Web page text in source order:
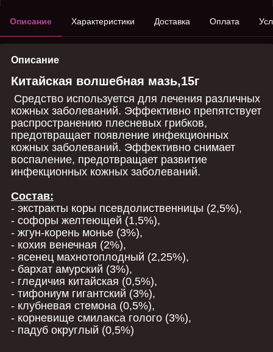
Описание Характеристики Доставка Оплата
Описание
Китайская волшебная мазь,15г
Средство используется для лечения различных
кожных заболеваний. Эффективно препятствует
распространению плесневых грибков,
предотвращает появление инфекционных
кожных заболеваний. Эффективно снимает
воспаление, предотвращает развитие
инфекционных кожных заболеваний.
Состав:
- экстракты коры псевдолиственницы (2,5%),
- софоры желтеющей (1,5%),
- жгун-корень монье (3%),
- кохия венечная (2%),
- ясенец махнотоплодный (2,25%),
- бархат амурский (3%),
- гледичия китайская (0,5%),
- тифониум гигантский (3%),
- клубневая стемона (0,5%),
- корневище смилакса голого (3%),
- падуб округлый (0,5%)